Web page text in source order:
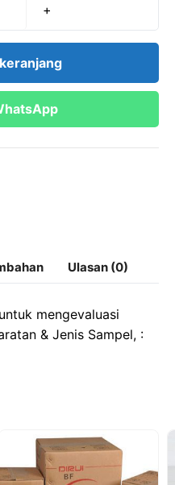
+
Ulasan (0)
mengevaluasi
& Jenis Sampel, :